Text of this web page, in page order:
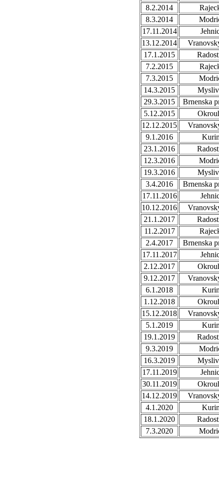
8.2.2014
8.3.2014
17.11.2014
13.12.2014
17.1.2015
7.2.2015
7.3.2015
14.3.2015
29.3.2015
Brnenska
5.12.2015
12.12.2015
9.1.2016
23.1.2016
12.3.2016
19.3.2016
3.4.2016
Brnenska
17.11.2016
10.12.2016
21.1.2017
11.2.2017
2.4.2017
Brnenska
17.11.2017
2.12.2017
9.12.2017
6.1.2018
1.12.2018
15.12.2018
5.1.2019
19.1.2019
9.3.2019
16.3.2019
17.11.2019
30.11.2019
14.12.2019
4.1.2020
18.1.2020
7.3.2020